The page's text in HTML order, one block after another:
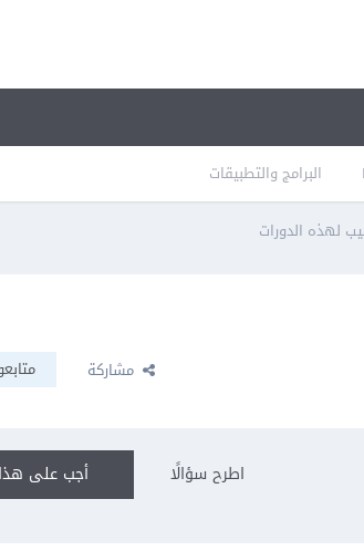
البرامج والتطبيقات
لهذه الدورات
مشاركة
أجب على اطرح سؤالًا